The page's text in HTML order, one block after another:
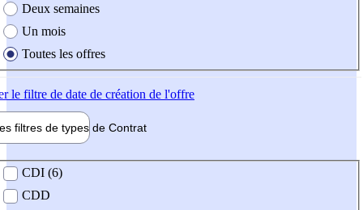
Deux semaines
Un mois
Toutes les offres
le filtre de date de création de l'offre
filtres de types de Contrat
contrat
CDI (6)
CDD